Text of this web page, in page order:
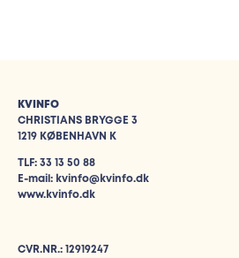
KVINFO
CHRISTIANS BRYGGE 3
1219 KØBENHAVN K
TLF: 33 13 50 88
E-mail: kvinfo@kvinfo.dk
www.kvinfo.dk
CVR.NR.: 12919247